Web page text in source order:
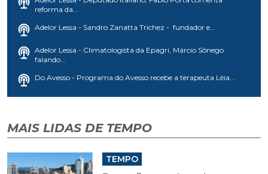
reforma da...
Adelor Lessa - Sandro Zanatta Trichez - fundador e...
Adelor Lessa - Climatologista da Epagri, Márcio Sônego
falando...
Do Avesso - Programa do Avesso recebe a terapeuta Léia...
MAIS LIDAS DE TEMPO
TEMPO